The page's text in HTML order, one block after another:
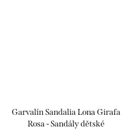
Garvalín Sandalia Lona Girafa
Rosa - Sandály dětské